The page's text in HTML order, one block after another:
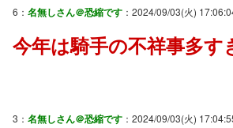
6： 名無しさん＠恐縮です ：2024/09/03(火)
今年は騎手の不祥事多す
3： 名無しさん＠恐縮です ：2024/09/03(火)